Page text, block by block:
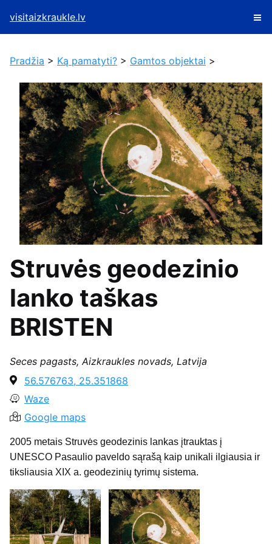
visitaizkraukle.lv
Pradžia > Ką pamatyti? > Gamtos objektai >
Struvės geodezinio
lanko taškas
BRISTEN
Seces pagasts, Aizkraukles novads, Latvija
56.576763, 25.351868
Waze
Google maps
2005 metais Struvės geodezinis lankas įtrauktas į
UNESCO Pasaulio paveldo sąrašą kaip unikali ilgiausia ir
tiksliausia XIX a. geodezinių tyrimų sistema.